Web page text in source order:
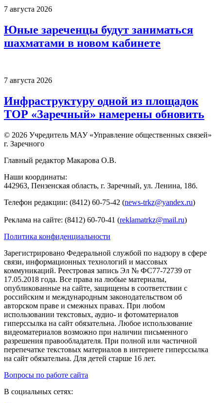
7 августа 2026
Юные зареченцы будут заниматься
шахматами в новом кабинете
7 августа 2026
Инфраструктуру одной из площадок
ТОР «Заречный» намерены обновить
© 2026 Учредитель МАУ «Управление общественных связей»
г. Заречного
Главный редактор Макарова О.В.
Наши координаты:
442963, Пензенская область, г. Заречный, ул. Ленина, 18б.
Телефон редакции: (8412) 60-75-42 (news-trkz@yandex.ru)
Реклама на сайте: (8412) 60-70-41 (reklamatrkz@mail.ru)
Политика конфиденциальности
Зарегистрировано Федеральной службой по надзору в сфере
связи, информационных технологий и массовых
коммуникаций. Реестровая запись Эл № ФС77-72739 от
17.05.2018 года. Все права на любые материалы,
опубликованные на сайте, защищены в соответствии с
российским и международным законодательством об
авторском праве и смежных правах. При любом
использовании текстовых, аудио- и фотоматериалов
гиперссылка на сайт обязательна. Любое использование
видеоматериалов возможно при наличии письменного
разрешения правообладателя. При полной или частичной
перепечатке текстовых материалов в интернете гиперссылка
на сайт обязательна. Для детей старше 16 лет.
Вопросы по работе сайта
В социальных сетях: